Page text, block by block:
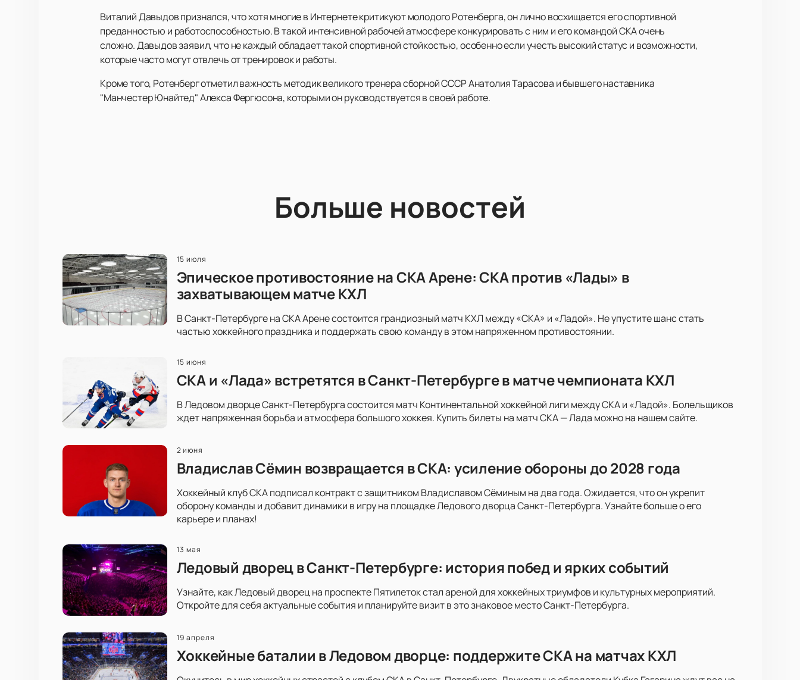
Виталий Давыдов признался, что хотя многие в Интернете критикуют молодого Ротенберга, он лично восхищается его спортивной
преданностью и работоспособностью. В такой интенсивной рабочей атмосфере конкурировать с ним и его командой СКА очень
сложно. Давыдов заявил, что не каждый обладает такой спортивной стойкостью, особенно если учесть высокий статус и возможности,
которые часто могут отвлечь от тренировок и работы.
Кроме того, Ротенберг отметил важность методик великого тренера сборной СССР Анатолия Тарасова и бывшего наставника
"Манчестер Юнайтед" Алекса Фергюсона, которыми он руководствуется в своей работе.
Больше новостей
15 июля
Эпическое противостояние на СКА Арене: СКА против «Лады» в
захватывающем матче КХЛ
В Санкт-Петербурге на СКА Арене состоится грандиозный матч КХЛ между «СКА» и «Ладой». Не упустите шанс стать
частью хоккейного праздника и поддержать свою команду в этом напряженном противостоянии.
15 июня
СКА и «Лада» встретятся в Санкт-Петербурге в матче чемпионата КХЛ
В Ледовом дворце Санкт-Петербурга состоится матч Континентальной хоккейной лиги между СКА и «Ладой». Болельщиков
ждет напряженная борьба и атмосфера большого хоккея. Купить билеты на матч СКА — Лада можно на нашем сайте.
2 июня
Владислав Сёмин возвращается в СКА: усиление обороны до 2028 года
Хоккейный клуб СКА подписал контракт с защитником Владиславом Сёминым на два года. Ожидается, что он укрепит
оборону команды и добавит динамики в игру на площадке Ледового дворца Санкт-Петербурга. Узнайте больше о его
карьере и планах!
13 мая
Ледовый дворец в Санкт-Петербурге: история побед и ярких событий
Узнайте, как Ледовый дворец на проспекте Пятилеток стал ареной для хоккейных триумфов и культурных мероприятий.
Откройте для себя актуальные события и планируйте визит в это знаковое место Санкт-Петербурга.
19 апреля
Хоккейные баталии в Ледовом дворце: поддержите СКА на матчах КХЛ